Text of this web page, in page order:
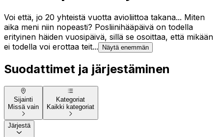
Voi että, jo 20 yhteistä vuotta avioliittoa takana... Miten
aika meni niin nopeasti? Posliinihääpäivä on todella
erityinen häiden vuosipäivä, sillä se osoittaa, että mikään
ei todella voi erottaa teit...
Näytä enemmän
Suodattimet ja järjestäminen
Sijainti
Missä vain
Kategoriat
Kaikki kategoriat
Järjestä